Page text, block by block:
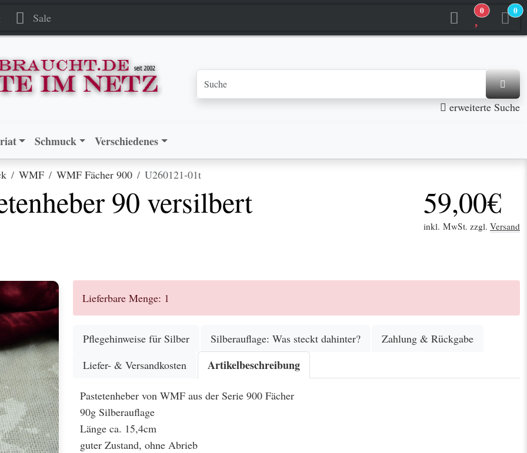
Sale
0 0
erweiterte Suche
Schmuck Verschiedenes
WMF WMF Fächer 900 U260121-01t
90 versilbert 59,00€
inkl. MwSt. zzgl. Versand
Lieferbare Menge: 1
Pflegehinweise für Silber Silberauflage: Was steckt dahinter?
Zahlung & Rückgabe
Liefer- & Versandkosten
Artikelbeschreibung
Pastetenheber von WMF aus der Serie 900 Fächer
90g Silberauflage
Länge ca. 15,4cm
guter Zustand, ohne Abrieb
90 versilbert
90 versilbert